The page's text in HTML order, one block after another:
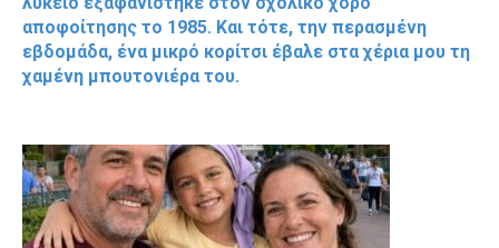
αποφοίτησης το 1985. Και τότε, την περασμένη
εβδομάδα, ένα μικρό κορίτσι έβαλε στα χέρια μου τη
χαμένη μπουτονιέρα του.